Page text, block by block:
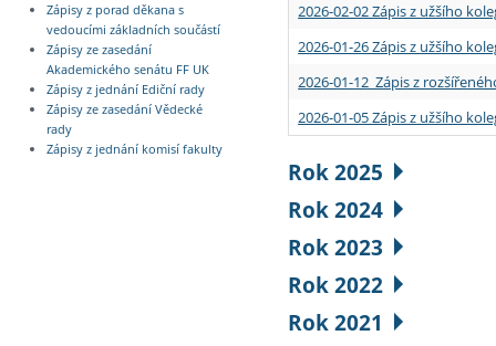
Zápisy z porad děkana s
vedoucími základních součástí
Zápisy ze zasedání
Akademického senátu FF UK
Zápisy z jednání Ediční rady
Zápisy ze zasedání Vědecké
rady
Zápisy z jednání komisí fakulty
2026-02-02 Zápis z užšího
2026-01-26 Zápis z užšího
2026-01-12 Zápis z
2026-01-05 Zápis z užšího
Rok 2025
Rok 2024
Rok 2023
Rok 2022
Rok 2021